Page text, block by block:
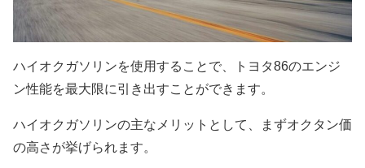
ハイオクガソリンを使用することで、トヨタ86のエンジ
ン性能を最大限に引き出すことができます。
ハイオクガソリンの主なメリットとして、まずオクタン価
の高さが挙げられます。